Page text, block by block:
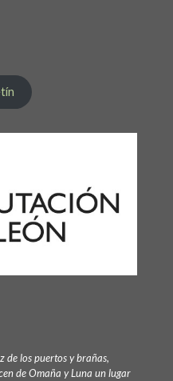
de los puertos y brañas,
de Omaña y Luna un lugar